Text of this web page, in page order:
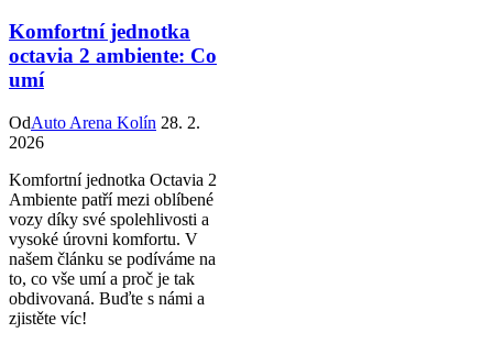
Komfortní jednotka
octavia 2 ambiente: Co
umí
OdAuto Arena Kolín 28. 2.
2026
Komfortní jednotka Octavia 2
Ambiente patří mezi oblíbené
vozy díky své spolehlivosti a
vysoké úrovni komfortu. V
našem článku se podíváme na
to, co vše umí a proč je tak
obdivovaná. Buďte s námi a
zjistěte víc!